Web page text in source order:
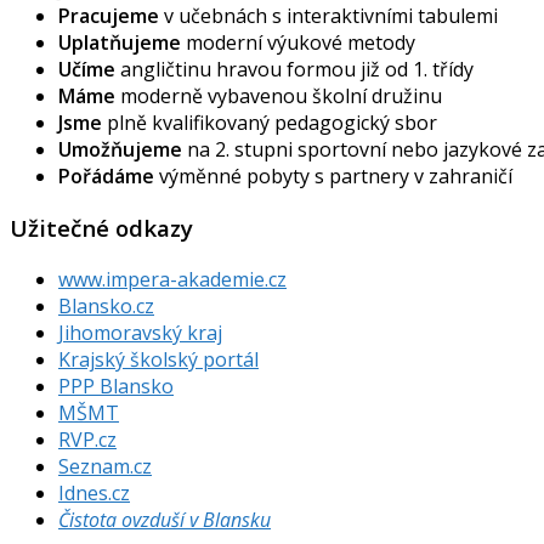
Pracujeme v učebnách s interaktivními tabulemi
Uplatňujeme moderní výukové metody
Učíme angličtinu hravou formou již od 1. třídy
Máme moderně vybavenou školní družinu
Jsme plně kvalifikovaný pedagogický sbor
Umožňujeme na 2. stupni sportovní nebo jazykové
Pořádáme výměnné pobyty s partnery v zahraničí
Užitečné odkazy
www.impera-akademie.cz
Blansko.cz
Jihomoravský kraj
Krajský školský portál
PPP Blansko
MŠMT
RVP.cz
Seznam.cz
Idnes.cz
Čistota ovzduší v Blansku